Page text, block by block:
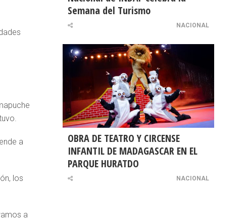
a
los
a
Semana del Turismo
NACIONAL
OBRA DE TEATRO Y CIRCENSE
INFANTIL DE MADAGASCAR EN EL
PARQUE HURATDO
NACIONAL